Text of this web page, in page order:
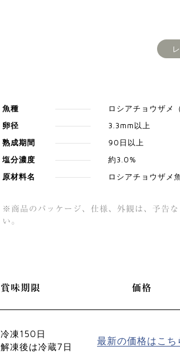
魚種
ロシアチョウザメ
卵径
3.3mm以上
熟成期間
90日以上
塩分濃度
約3.0%
原材料名
ロシアチョウザメ
※商品のパッケージ、仕様、外観は、予告
い。
賞味期限 価格
冷凍150日
解凍後は冷蔵7日
最新の価格はこち